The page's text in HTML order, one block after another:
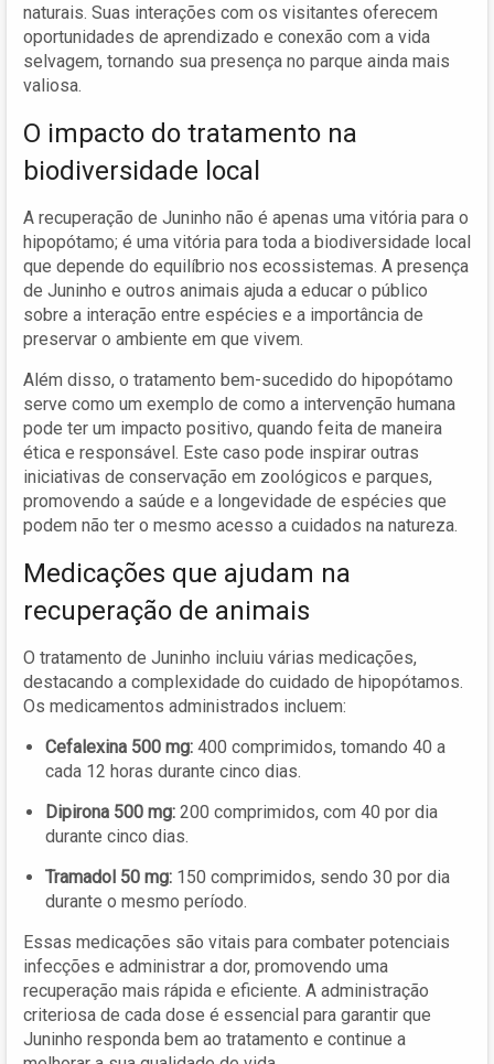
naturais. Suas interações com os visitantes oferecem
oportunidades de aprendizado e conexão com a vida
selvagem, tornando sua presença no parque ainda mais
valiosa.
O impacto do tratamento na
biodiversidade local
A recuperação de Juninho não é apenas uma vitória para o
hipopótamo; é uma vitória para toda a biodiversidade local
que depende do equilíbrio nos ecossistemas. A presença
de Juninho e outros animais ajuda a educar o público
sobre a interação entre espécies e a importância de
preservar o ambiente em que vivem.
Além disso, o tratamento bem-sucedido do hipopótamo
serve como um exemplo de como a intervenção humana
pode ter um impacto positivo, quando feita de maneira
ética e responsável. Este caso pode inspirar outras
iniciativas de conservação em zoológicos e parques,
promovendo a saúde e a longevidade de espécies que
podem não ter o mesmo acesso a cuidados na natureza.
Medicações que ajudam na
recuperação de animais
O tratamento de Juninho incluiu várias medicações,
destacando a complexidade do cuidado de hipopótamos.
Os medicamentos administrados incluem:
Cefalexina 500 mg: 400 comprimidos, tomando 40 a
cada 12 horas durante cinco dias.
Dipirona 500 mg: 200 comprimidos, com 40 por dia
durante cinco dias.
Tramadol 50 mg: 150 comprimidos, sendo 30 por dia
durante o mesmo período.
Essas medicações são vitais para combater potenciais
infecções e administrar a dor, promovendo uma
recuperação mais rápida e eficiente. A administração
criteriosa de cada dose é essencial para garantir que
Juninho responda bem ao tratamento e continue a